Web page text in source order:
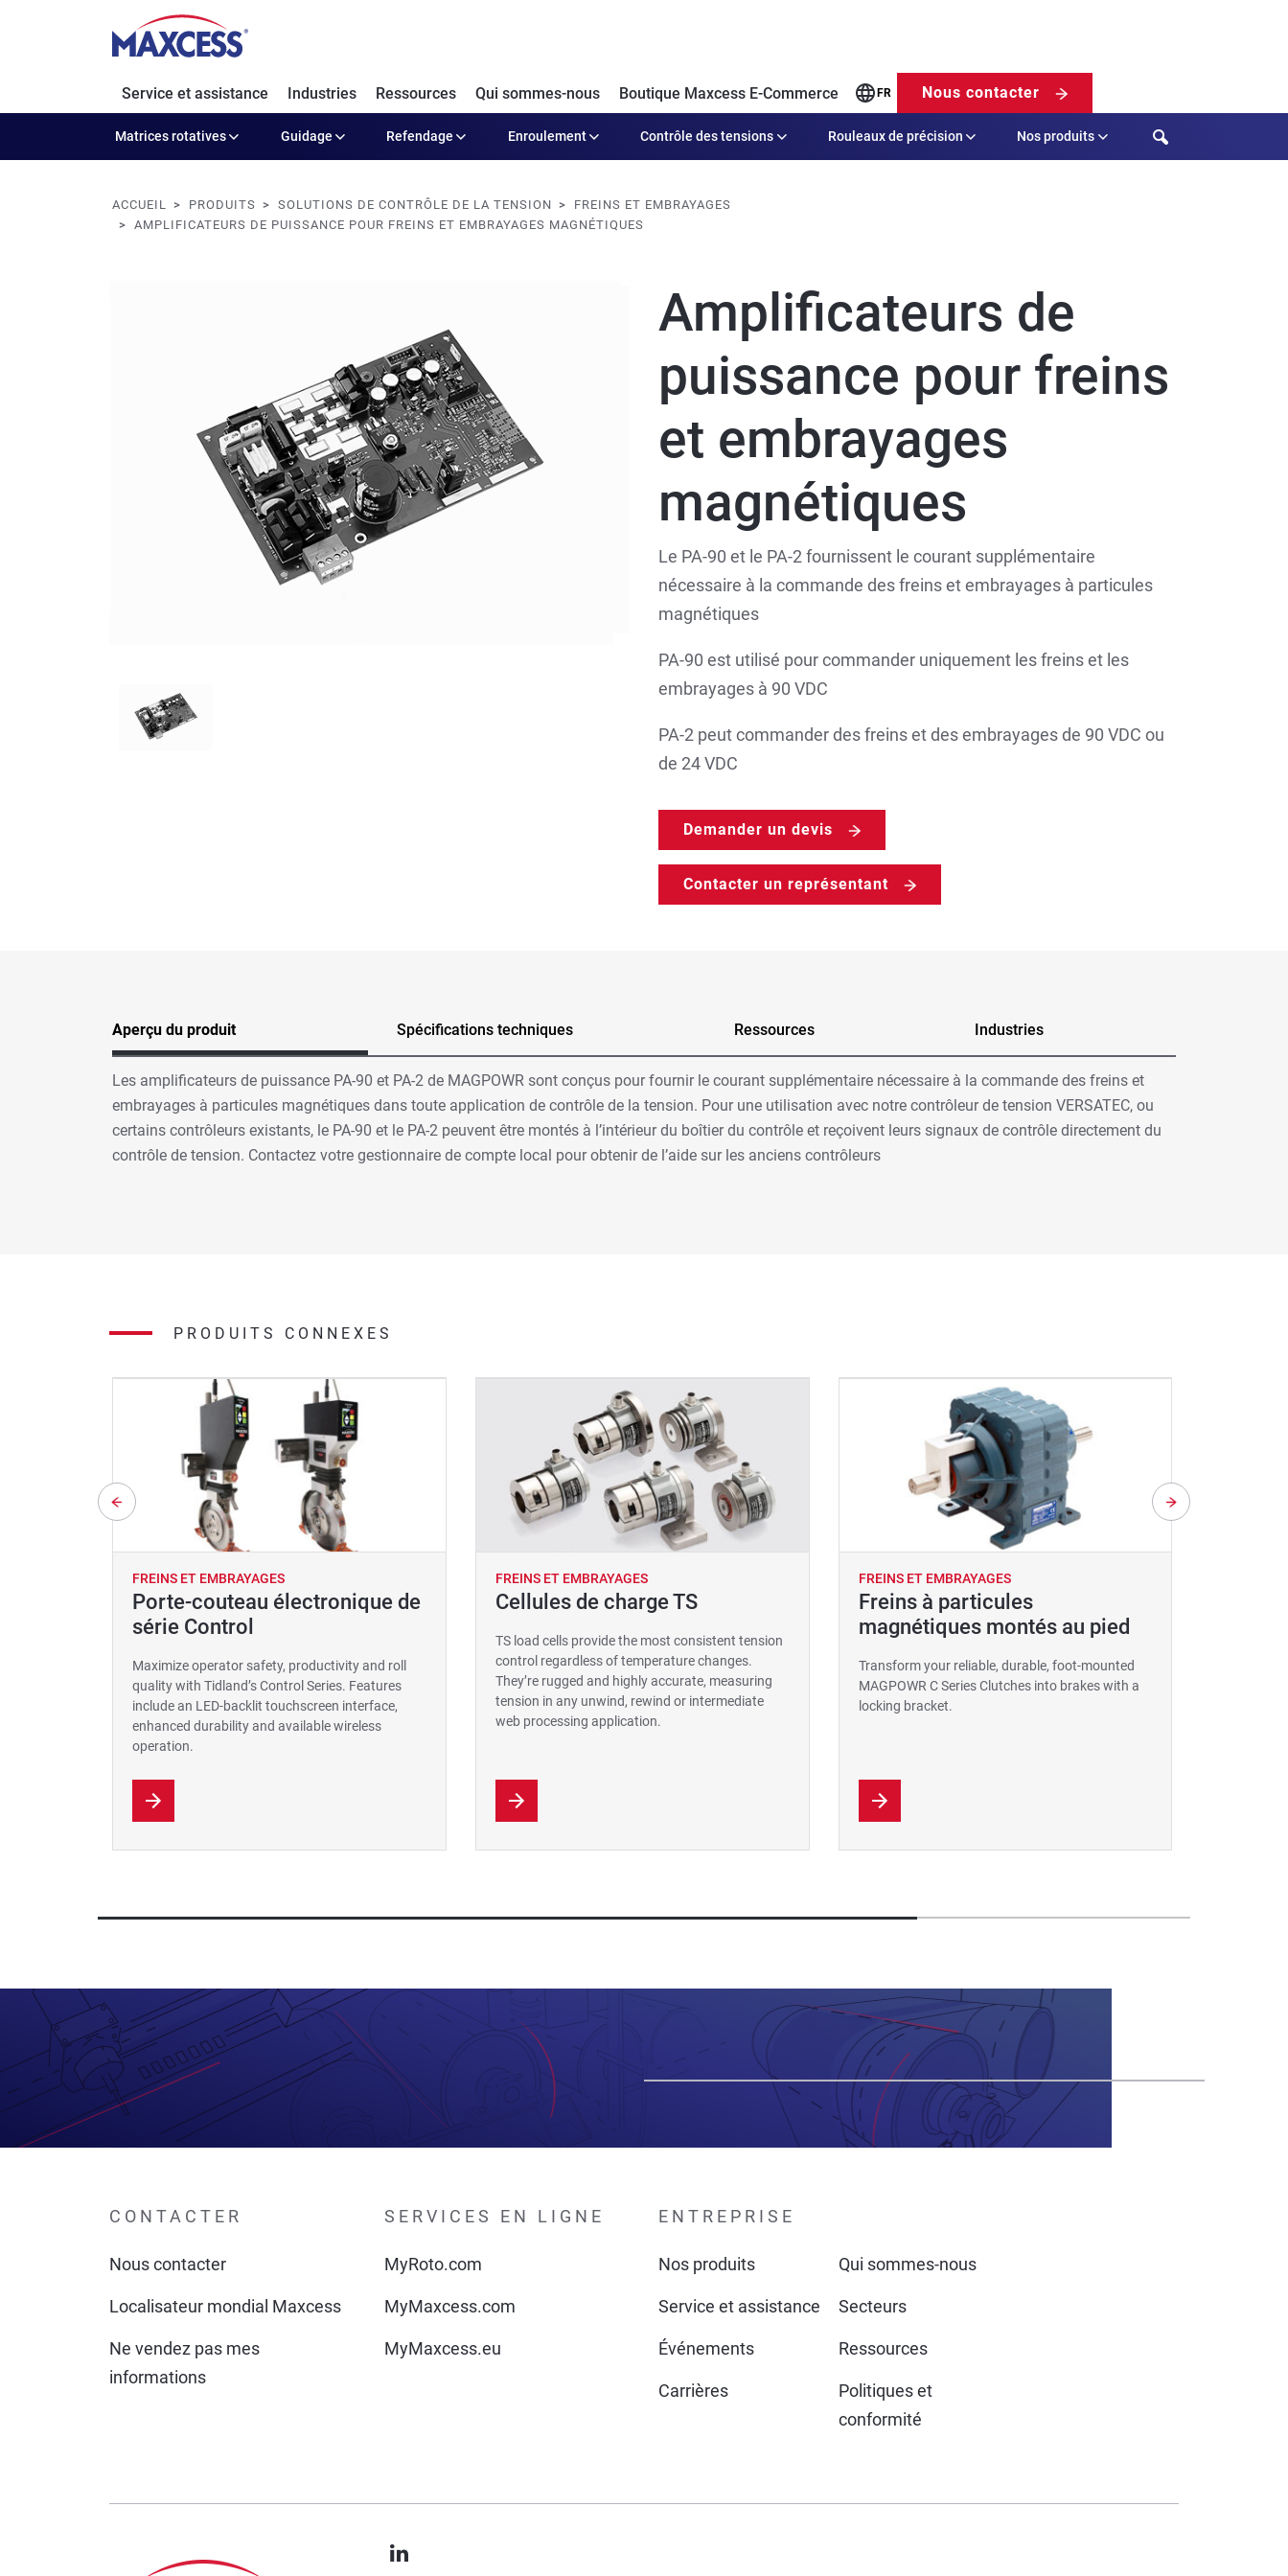
Service et assistance Industries Ressources Qui sommes-nous Boutique Maxcess E-Commerce FR Nous contacter
Matrices rotatives Guidage Refendage Enroulement Contrôle des tensions Rouleaux de précision Nos produits Search
ACCUEIL PRODUITS SOLUTIONS DE CONTRÔLE DE LA TENSION
FREINS ET EMBRAYAGES
AMPLIFICATEURS DE PUISSANCE POUR FREINS ET EMBRAYAGES MAGNÉTIQUES
Amplificateurs de
puissance pour freins
et embrayages
magnétiques
Le PA-90 et le PA-2 fournissent le courant supplémentaire
nécessaire à la commande des freins et embrayages à particules
magnétiques
PA-90 est utilisé pour commander uniquement les freins et les
embrayages à 90 VDC
PA-2 peut commander des freins et des embrayages de 90 VDC ou
de 24 VDC
Demander un devis
Contacter un représentant
Aperçu du produit Spécifications techniques Ressources Industries
Les amplificateurs de puissance PA-90 et PA-2 de MAGPOWR sont conçus pour fournir le courant supplémentaire nécessaire à la commande des freins et
embrayages à particules magnétiques dans toute application de contrôle de la tension. Pour une utilisation avec notre contrôleur de tension VERSATEC, ou
certains contrôleurs existants, le PA-90 et le PA-2 peuvent être montés à l’intérieur du boîtier du contrôle et reçoivent leurs signaux de contrôle directement du
contrôle de tension. Contactez votre gestionnaire de compte local pour obtenir de l’aide sur les anciens contrôleurs
PRODUITS CONNEXES
FREINS ET EMBRAYAGES
Porte-couteau électronique de
série Control
Maximize operator safety, productivity and roll
quality with Tidland’s Control Series. Features
include an LED-backlit touchscreen interface,
enhanced durability and available wireless
operation.
FREINS ET EMBRAYAGES
Cellules de charge TS
TS load cells provide the most consistent tension
control regardless of temperature changes.
They’re rugged and highly accurate, measuring
tension in any unwind, rewind or intermediate
web processing application.
FREINS ET EMBRAYAGES
Freins à particules
magnétiques montés au pied
Transform your reliable, durable, foot-mounted
MAGPOWR C Series Clutches into brakes with a
locking bracket.
CONTACTER
Nous contacter
Localisateur mondial Maxcess
Ne vendez pas mes
informations
SERVICES EN LIGNE
MyRoto.com
MyMaxcess.com
MyMaxcess.eu
ENTREPRISE
Nos produits Qui sommes-nous
Service et assistance Secteurs
Événements Ressources
Carrières
Politiques et
conformité